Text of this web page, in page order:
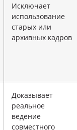
Исключает
использование
старых или
архивных кадров
Доказывает
реальное
ведение
совместного